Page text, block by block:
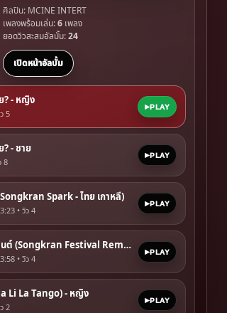
ศิลปิน: MCINE INTERT
เพลงพร้อมเล่น:6 เพลง
ยอดวิวสะสมอัลบั้ม:24
เปิดหน้าอัลบั้ม
? - หญิง
5
PLAY
? - ชาย
8
PLAY
Spark - ไทย เกาหลี)
• วิว4
PLAY
ฟ้าใหม่วันสงกรานต์ (Songkran Festival Remix)
• วิว4
PLAY
Li La Tango) - หญิง
2
PLAY